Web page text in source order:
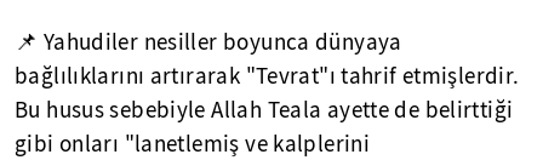
📌 Yahudiler nesiller boyunca dünyaya
bağlılıklarını artırarak "Tevrat"ı tahrif etmişlerdir.
Bu husus sebebiyle Allah Teala ayette de belirttiği
gibi onları "lanetlemiş ve kalplerini